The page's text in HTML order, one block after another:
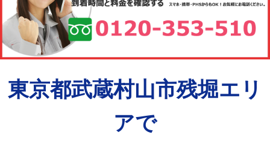
東京都武蔵村山市残堀エリ
アで